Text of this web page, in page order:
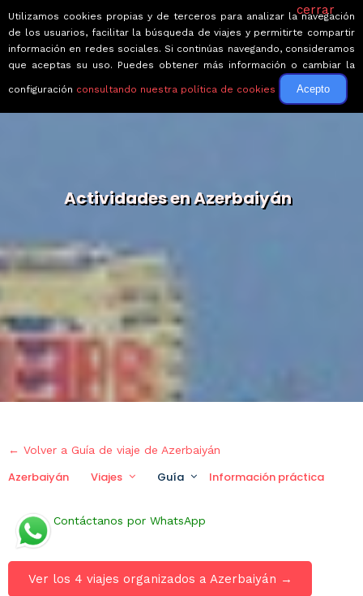
Actividades en Azerbaiyán
← Volver a Guía de viaje de Azerbaiyán
Azerbaiyán Viajes Guía Información práctica
Contáctanos por WhatsApp
Ver los 4 viajes organizados a Azerbaiyán →
cerrar
Utilizamos cookies propias y de terceros para analizar la navegación
de los usuarios, facilitar la búsqueda de viajes y permitirte compartir
información en redes sociales. Si continúas navegando, consideramos
que aceptas su uso. Puedes obtener más información o cambiar la
configuración consultando nuestra política de cookies Acepto